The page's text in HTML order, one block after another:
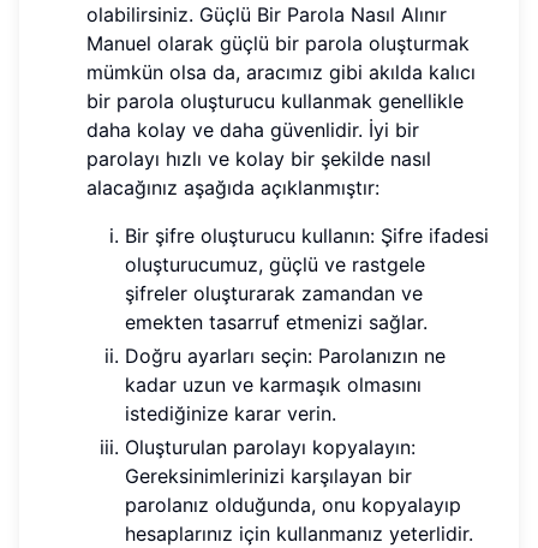
olabilirsiniz. Güçlü Bir Parola Nasıl Alınır
Manuel olarak güçlü bir parola oluşturmak
mümkün olsa da, aracımız gibi akılda kalıcı
bir parola oluşturucu kullanmak genellikle
daha kolay ve daha güvenlidir. İyi bir
parolayı hızlı ve kolay bir şekilde nasıl
alacağınız aşağıda açıklanmıştır:
Bir şifre oluşturucu kullanın: Şifre ifadesi
oluşturucumuz, güçlü ve rastgele
şifreler oluşturarak zamandan ve
emekten tasarruf etmenizi sağlar.
Doğru ayarları seçin: Parolanızın ne
kadar uzun ve karmaşık olmasını
istediğinize karar verin.
Oluşturulan parolayı kopyalayın:
Gereksinimlerinizi karşılayan bir
parolanız olduğunda, onu kopyalayıp
hesaplarınız için kullanmanız yeterlidir.